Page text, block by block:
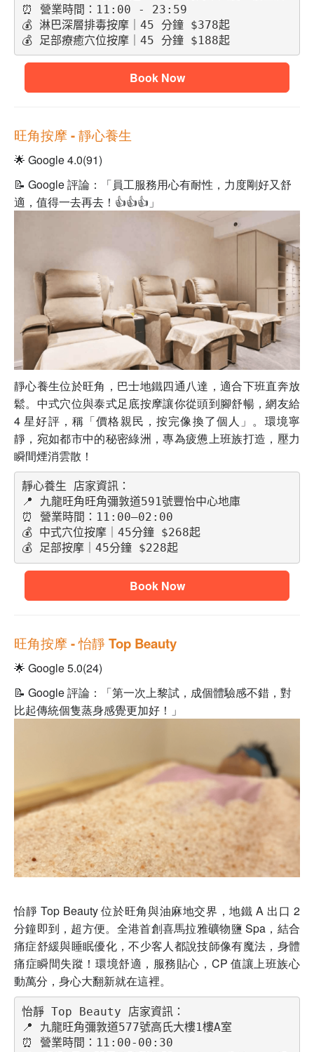
⏰ 營業時間：11:00 - 23:59
💰 淋巴深層排毒按摩｜45 分鐘 $378起
💰 足部療癒穴位按摩｜45 分鐘 $188起
Book Now
旺角按摩 - 靜心養生
🌟 Google 4.0(91)
📝 Google 評論：「員工服務用心有耐性，力度剛好又舒
適，值得一去再去！👍👍👍」
靜心養生位於旺角，巴士地鐵四通八達，適合下班直奔放
鬆。中式穴位與泰式足底按摩讓你從頭到腳舒暢，網友給
4 星好評，稱「價格親民，按完像換了個人」。環境寧
靜，宛如都市中的秘密綠洲，專為疲憊上班族打造，壓力
瞬間煙消雲散！
靜心養生 店家資訊：
📍 九龍旺角旺角彌敦道591號豐怡中心地庫
⏰ 營業時間：11:00–02:00
💰 中式穴位按摩｜45分鐘 $268起
💰 足部按摩｜45分鐘 $228起
Book Now
旺角按摩 - 怡靜 Top Beauty
🌟 Google 5.0(24)
📝 Google 評論：「第一次上黎試，成個體驗感不錯，對
比起傳統個隻蒸身感覺更加好！」
怡靜 Top Beauty 位於旺角與油麻地交界，地鐵 A 出口 2
分鐘即到，超方便。全港首創喜馬拉雅礦物鹽 Spa，結合
痛症舒緩與睡眠優化，不少客人都說技師像有魔法，身體
痛症瞬間失蹤！環境舒適，服務貼心，CP 值讓上班族心
動萬分，身心大翻新就在這裡。
怡靜 Top Beauty 店家資訊：
📍 九龍旺角彌敦道577號高氏大樓1樓A室
⏰ 營業時間：11:00-00:30